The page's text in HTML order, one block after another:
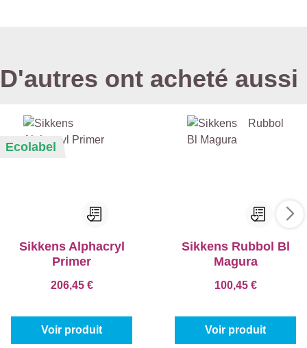
D'autres ont acheté aussi
Ecolabel
Sikkens Alphacryl
Primer
206,45 €
Voir produit
Sikkens Rubbol Bl
Magura
100,45 €
Voir produit